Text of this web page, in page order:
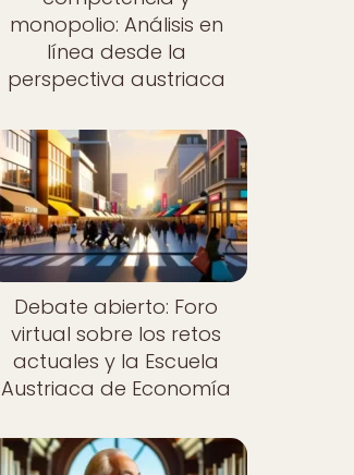
monopolio: Análisis en
línea desde la
perspectiva austriaca
Debate abierto: Foro
virtual sobre los retos
actuales y la Escuela
Austriaca de Economía